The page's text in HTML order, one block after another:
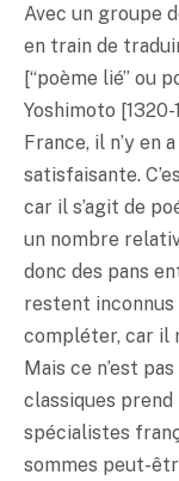
Avec un groupe
en train de
[“poème lié” ou
Yoshimoto
France, il n’y en
satisfaisante.
car il s’agit de
un nombre
donc des pans
restent
compléter, car il
Mais ce n’est
classiques
spécialistes
sommes peut-